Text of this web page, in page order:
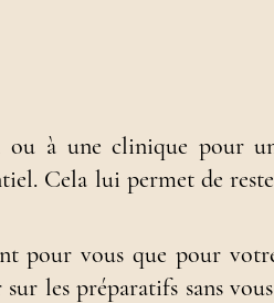
ou à une clinique pour
Cela lui permet de
pour vous que pour
les préparatifs sans